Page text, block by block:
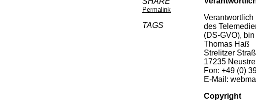
Permalink
TAGS
Verantwortlich
des
(DS-GVO), bin
Thomas Haß
Strelitzer
17235
Fon: +49 (0)
E-Mail:
Copyright